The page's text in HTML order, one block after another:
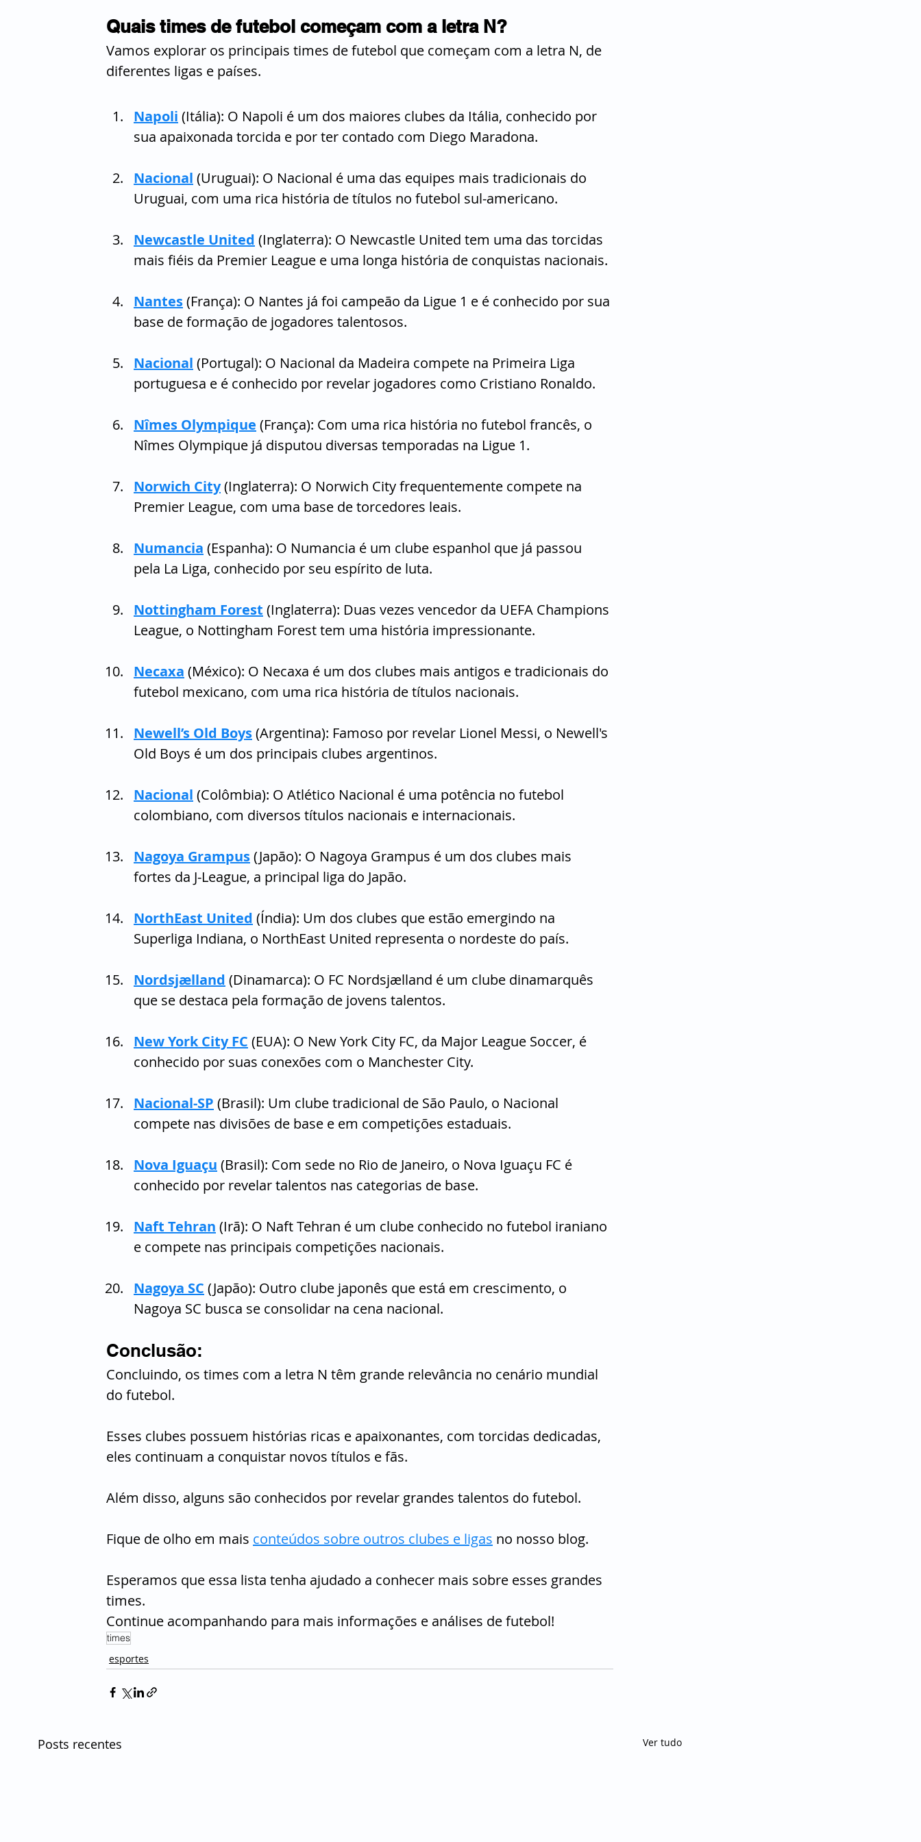
Quais times de futebol começam com a letra N?
Vamos explorar os principais times de futebol que começam com a letra N, de
diferentes ligas e países.
Napoli (Itália): O Napoli é um dos maiores clubes da Itália, conhecido por
sua apaixonada torcida e por ter contado com Diego Maradona.
Nacional (Uruguai): O Nacional é uma das equipes mais tradicionais do
Uruguai, com uma rica história de títulos no futebol sul-americano.
Newcastle United (Inglaterra): O Newcastle United tem uma das torcidas
mais fiéis da Premier League e uma longa história de conquistas nacionais.
Nantes (França): O Nantes já foi campeão da Ligue 1 e é conhecido por sua
base de formação de jogadores talentosos.
Nacional (Portugal): O Nacional da Madeira compete na Primeira Liga
portuguesa e é conhecido por revelar jogadores como Cristiano Ronaldo.
Nîmes Olympique (França): Com uma rica história no futebol francês, o
Nîmes Olympique já disputou diversas temporadas na Ligue 1.
Norwich City (Inglaterra): O Norwich City frequentemente compete na
Premier League, com uma base de torcedores leais.
Numancia (Espanha): O Numancia é um clube espanhol que já passou
pela La Liga, conhecido por seu espírito de luta.
Nottingham Forest (Inglaterra): Duas vezes vencedor da UEFA Champions
League, o Nottingham Forest tem uma história impressionante.
Necaxa (México): O Necaxa é um dos clubes mais antigos e tradicionais do
futebol mexicano, com uma rica história de títulos nacionais.
Newell’s Old Boys (Argentina): Famoso por revelar Lionel Messi, o Newell's
Old Boys é um dos principais clubes argentinos.
Nacional (Colômbia): O Atlético Nacional é uma potência no futebol
colombiano, com diversos títulos nacionais e internacionais.
Nagoya Grampus (Japão): O Nagoya Grampus é um dos clubes mais
fortes da J-League, a principal liga do Japão.
NorthEast United (Índia): Um dos clubes que estão emergindo na
Superliga Indiana, o NorthEast United representa o nordeste do país.
Nordsjælland (Dinamarca): O FC Nordsjælland é um clube dinamarquês
que se destaca pela formação de jovens talentos.
New York City FC (EUA): O New York City FC, da Major League Soccer, é
conhecido por suas conexões com o Manchester City.
Nacional-SP (Brasil): Um clube tradicional de São Paulo, o Nacional
compete nas divisões de base e em competições estaduais.
Nova Iguaçu (Brasil): Com sede no Rio de Janeiro, o Nova Iguaçu FC é
conhecido por revelar talentos nas categorias de base.
Naft Tehran (Irã): O Naft Tehran é um clube conhecido no futebol iraniano
e compete nas principais competições nacionais.
Nagoya SC (Japão): Outro clube japonês que está em crescimento, o
Nagoya SC busca se consolidar na cena nacional.
Conclusão:
Concluindo, os times com a letra N têm grande relevância no cenário mundial
do futebol.
Esses clubes possuem histórias ricas e apaixonantes, com torcidas dedicadas,
eles continuam a conquistar novos títulos e fãs.
Além disso, alguns são conhecidos por revelar grandes talentos do futebol.
Fique de olho em mais conteúdos sobre outros clubes e ligas no nosso blog.
Esperamos que essa lista tenha ajudado a conhecer mais sobre esses grandes
times.
Continue acompanhando para mais informações e análises de futebol!
times
esportes
Posts recentes Ver tudo